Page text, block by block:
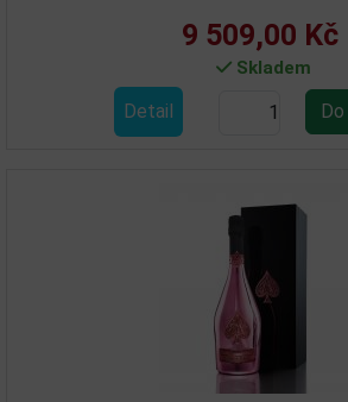
9 509,00 Kč
Skladem
Detail